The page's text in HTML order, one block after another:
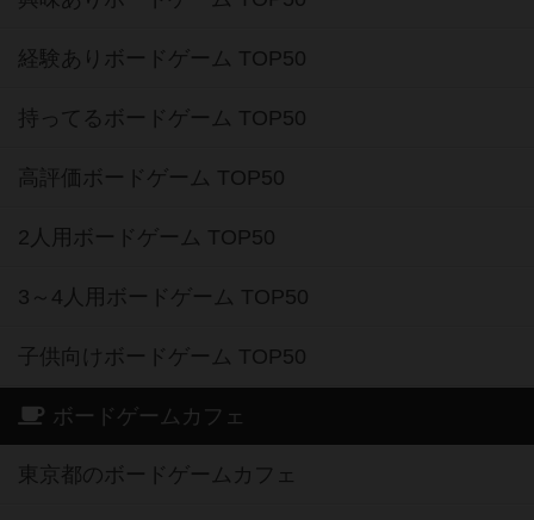
経験ありボードゲーム TOP50
持ってるボードゲーム TOP50
高評価ボードゲーム TOP50
2人用ボードゲーム TOP50
3～4人用ボードゲーム TOP50
子供向けボードゲーム TOP50
ボードゲームカフェ
東京都のボードゲームカフェ